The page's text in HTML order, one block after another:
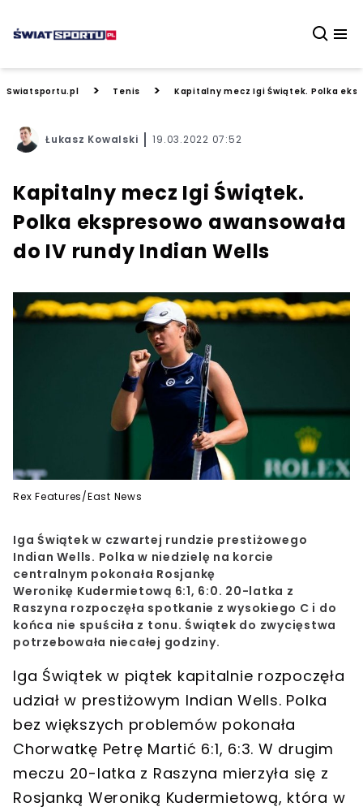
Swiatsportu.pl > Tenis > Kapitalny mecz Igi Świątek. Polka
Łukasz Kowalski 19.03.2022 07:52
Kapitalny mecz Igi Świątek.
Polka ekspresowo awansowała
do IV rundy Indian Wells
Rex Features/East News
Iga Świątek w czwartej rundzie prestiżowego
Indian Wells. Polka w niedzielę na korcie
centralnym pokonała Rosjankę
Weronikę Kudermietową 6:1, 6:0. 20-latka z
Raszyna rozpoczęła spotkanie z wysokiego C i do
końca nie spuściła z tonu. Świątek do zwycięstwa
potrzebowała niecałej godziny.
Iga Świątek w piątek kapitalnie rozpoczęła
udział w prestiżowym Indian Wells. Polka
bez większych problemów pokonała
Chorwatkę Petrę Martić 6:1, 6:3. W drugim
meczu 20-latka z Raszyna mierzyła się z
Rosjanką Weroniką Kudermietową, która w